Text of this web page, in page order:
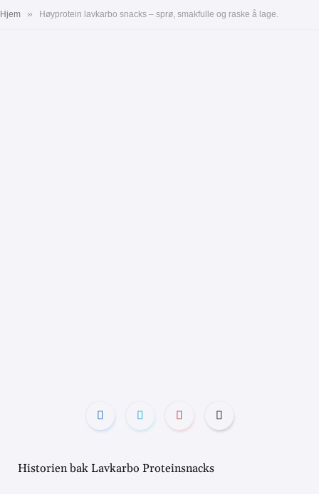
Hjem » Høyprotein lavkarbo snacks – sprø, smakfulle og raske å lage.
Historien bak Lavkarbo Proteinsnacks